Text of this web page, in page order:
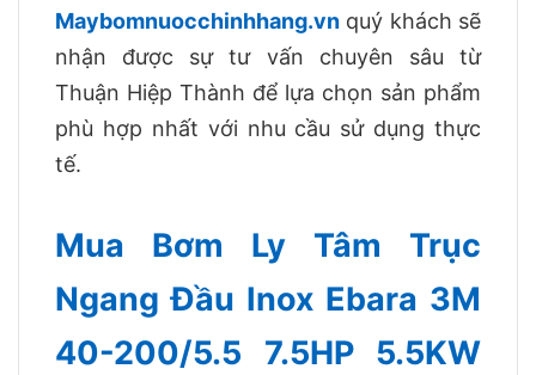
Maybomnuocchinhhang.vn quý khách sẽ
nhận được sự tư vấn chuyên sâu từ
Thuận Hiệp Thành để lựa chọn sản phẩm
phù hợp nhất với nhu cầu sử dụng thực
tế.
Mua Bơm Ly Tâm Trục
Ngang Đầu Inox Ebara 3M
40-200/5.5 7.5HP 5.5KW